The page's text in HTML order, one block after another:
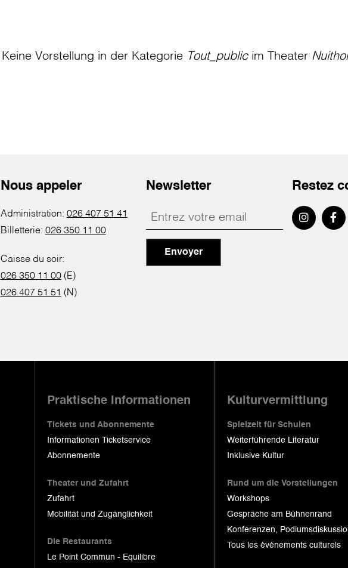
Keine Vorstellung in der Kategorie Tout_publicim Theater
Nous appeler
Administration: 026 407 51 41
Billetterie: 026 350 11 00
Caisse du soir:
026 350 11 00(E)
026 407 51 51 (N)
Newsletter
Envoyer
Restez
Praktische Informationen
Tickets und Abonnemente
Informationen Ticketservice
Abonnemente
Theater und Zufahrt
Zufahrt
Mobilität und Zugänglichkeit
Die Restaurants
Le Point Commun - Equilibre
Kulturvermittlung
Spielzeit für Schulen
Weiterführende Literatur
Inklusive Kultur
Rund um die Vorstellungen
Workshops
Gespräche am Bühnenrand
Konferenzen,
Tous les événements culturels